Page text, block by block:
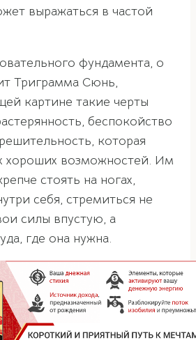
выражаться в частой
фундамента, о
Триграмма Сюнь,
картине такие черты
беспокойство
которая
хороших возможностей. Им
стоять на ногах,
себя, стремиться не
силы впустую, а
где она нужна.